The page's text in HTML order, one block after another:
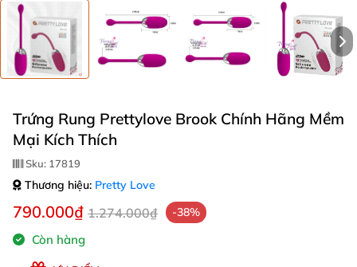
Trứng Rung Prettylove Brook Chính Hãng Mềm
Mại Kích Thích
Sku: 17819
Thương hiệu: Pretty Love
790.000₫ 1.274.000₫ -38%
Còn hàng